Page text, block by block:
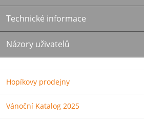
Technické informace
Názory uživatelů
Hopíkovy prodejny
Vánoční Katalog 2025